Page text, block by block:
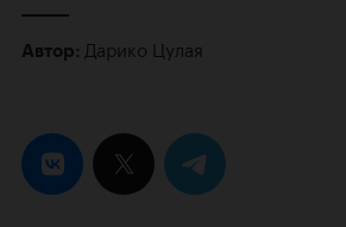
Автор: Дарико Цулая